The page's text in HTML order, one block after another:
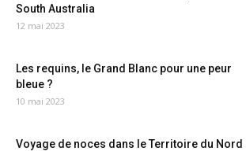
South Australia
12 mai 2023
Les requins, le Grand Blanc pour une peur
bleue ?
10 mai 2023
Voyage de noces dans le Territoire du Nord